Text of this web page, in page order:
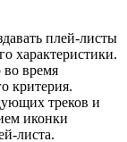
плей-листы
характеристики.
во время
критерия.
треков и
иконки
листа.